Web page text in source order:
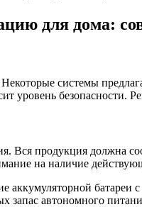
для дома:
системы
уровень безопасности.
Вся продукция должна
на наличие
аккумуляторной
запас автономного